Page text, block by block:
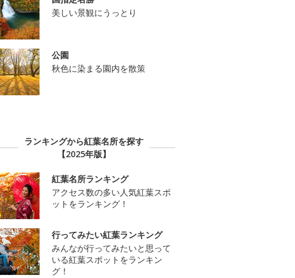
美しい景観にうっとり
公園
秋色に染まる園内を散策
ランキングから紅葉名所を探す
【2025年版】
紅葉名所ランキング
アクセス数の多い人気紅葉スポ
ットをランキング！
行ってみたい紅葉ランキング
みんなが行ってみたいと思って
いる紅葉スポットをランキン
グ！